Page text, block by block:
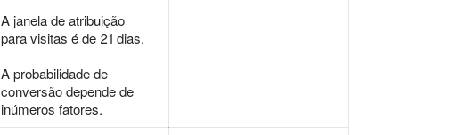
A janela de atribuição
para visitas é de 21 dias.
A probabilidade de
conversão depende de
inúmeros fatores.